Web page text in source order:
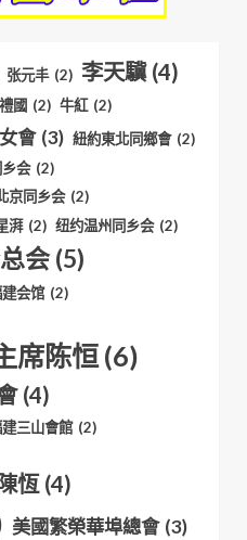
张元丰 (2) 李天驥 (4)
國 (2) 牛紅 (2)
會 (3) 紐約東北同鄉會 (2)
会 (2)
京同乡会 (2)
湃 (2) 纽约温州同乡会 (2)
会 (5)
会馆 (2)
席陈恒 (6)
(4)
三山會館 (2)
恆 (4)
美國繁榮華埠總會 (3)